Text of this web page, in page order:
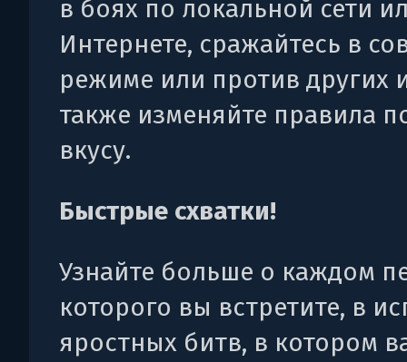
в боях по локальной сети
Интернете, сражайтесь в
режиме или против других
также изменяйте правила
вкусу.
Быстрые схватки!
Узнайте больше о каждом
которого вы встретите, в
яростных битв, в котором